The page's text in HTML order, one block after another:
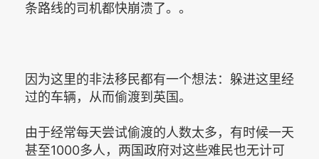
条路线的司机都快崩溃了。。
因为这里的非法移民都有一个想法：躲进这里经
过的车辆，从而偷渡到英国。
由于经常每天尝试偷渡的人数太多，有时候一天
甚至1000多人，两国政府对这些难民也无计可